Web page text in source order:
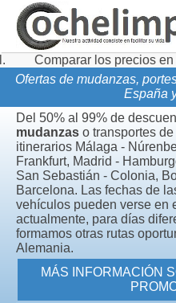
los precios en el
Ofertas de mudanzas,
España
Del 50% al 99% de
mudanzas o transportes
itinerarios Málaga -
Frankfurt, Madrid -
San Sebastián - Colonia,
Barcelona. Las fechas de
vehículos pueden verse en
actualmente, para días
formamos otras rutas
Alemania.
MÁS INFORMACIÓN